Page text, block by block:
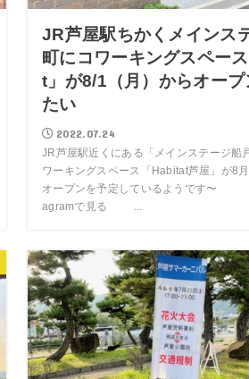
JR芦屋駅ちかくメインス
町にコワーキングスペー
t」が8/1（月）からオープ
たい
2022.07.24
JR芦屋駅近くにある「メインステージ船
ワーキングスペース「Habitat芦屋」が8
オープンを予定しているようです〜
agramで見る ...